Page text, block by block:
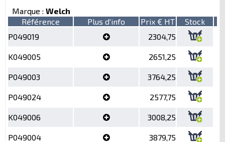
Marque : Welch
Référence
Plus d'info Prix € HT
Stock
P049019
2304,75
K049005 2651,25
P049003 3764,25
P049024 2577,75
K049006 3008,25
P049004 3879,75